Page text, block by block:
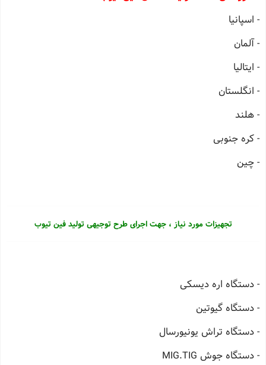
- اسپانیا
- آلمان
- ایتالیا
- انگلستان
- هلند
- کره جنوبی
- چین
تجهیزات مورد نیاز ، جهت اجرای طرح توجیهی تولید فین تیوب
- دستگاه اره دیسکی
- دستگاه گیوتین
- دستگاه تراش یونیورسال
- دستگاه جوش MIG.TIG